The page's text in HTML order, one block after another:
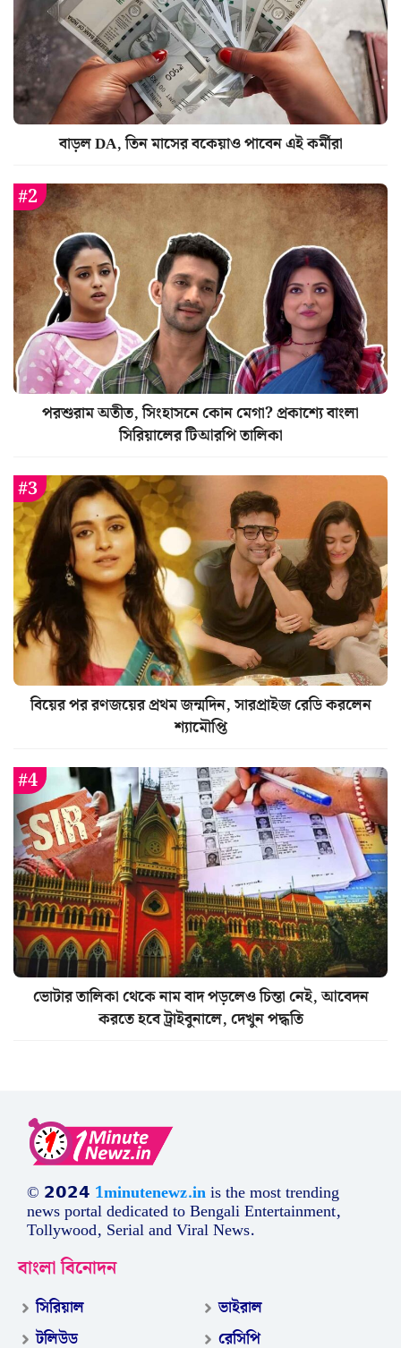
বাড়ল DA, তিন মাসের বকেয়াও পাবেন এই কর্মীরা
পরশুরাম অতীত, সিংহাসনে কোন মেগা? প্রকাশ্যে বাংলা
সিরিয়ালের টিআরপি তালিকা
বিয়ের পর রণজয়ের প্রথম জন্মদিন, সারপ্রাইজ রেডি করলেন
শ্যামৌপ্তি
ভোটার তালিকা থেকে নাম বাদ পড়লেও চিন্তা নেই, আবেদন
করতে হবে ট্রাইবুনালে, দেখুন পদ্ধতি
© 𝟮𝟬𝟮𝟰 1minutenewz.inis the most trending
news portal dedicated to Bengali Entertainment,
Tollywood, Serial and Viral News.
বাংলা বিনোদন
সিরিয়াল
টলিউড
ভাইরাল
রেসিপি